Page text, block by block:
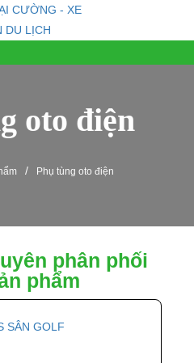
oto điện
/ Phụ tùng oto điện
phân phối
phẩm